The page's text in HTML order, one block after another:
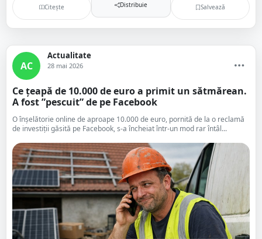
Citește Distribuie Salvează
AC
Actualitate
28 mai 2026
Ce țeapă de 10.000 de euro a primit un sătmărean.
A fost ”pescuit” de pe Facebook
O înșelătorie online de aproape 10.000 de euro, pornită de la o reclamă
de investiții găsită pe Facebook, s-a încheiat într-un mod rar întâl...